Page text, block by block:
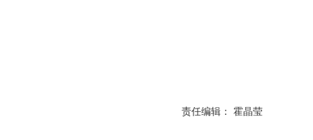
责任编辑： 霍晶莹